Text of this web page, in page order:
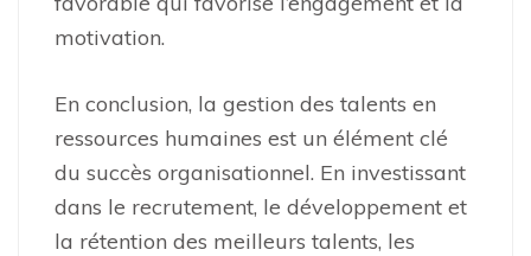
motivation.
En conclusion, la gestion des talents en
ressources humaines est un élément clé
du succès organisationnel. En investissant
dans le recrutement, le développement et
la rétention des meilleurs talents, les